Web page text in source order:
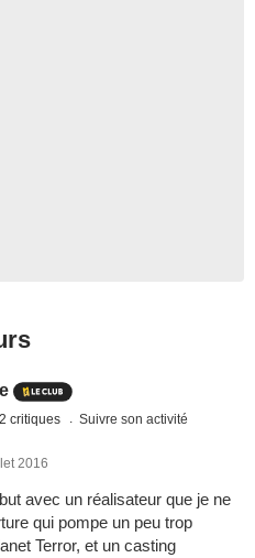
critiques Suivre son activité
2016
avec un réalisateur que je ne
qui pompe un peu trop
Terror, et un casting